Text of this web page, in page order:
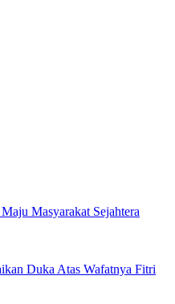
Masyarakat Sejahtera
Duka Atas Wafatnya Fitri